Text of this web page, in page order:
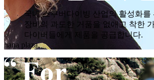
국내 스쿠버다이빙 산업의 활성화를
장비의 과도한 거품을 없애고 착한
다이버들에게 제품을 공급합니다.
hana plaza